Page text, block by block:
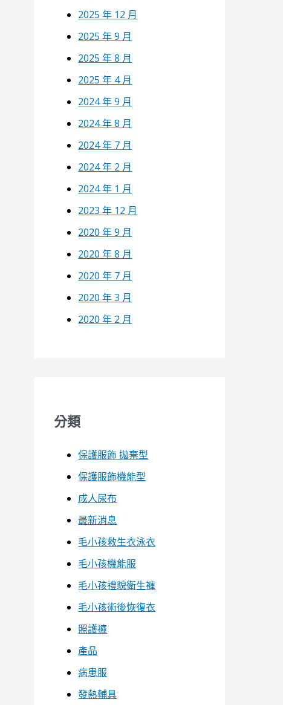
2025 年 12 月
2025 年 9 月
2025 年 8 月
2025 年 4 月
2024 年 9 月
2024 年 8 月
2024 年 7 月
2024 年 2 月
2024 年 1 月
2023 年 12 月
2020 年 9 月
2020 年 8 月
2020 年 7 月
2020 年 3 月
2020 年 2 月
分類
保護服飾 拋棄型
保護服飾機能型
成人尿布
最新消息
毛小孩救生衣泳衣
毛小孩機能服
毛小孩禮貌衛生褲
毛小孩術後恢復衣
照護褲
產品
病患服
發熱輔具